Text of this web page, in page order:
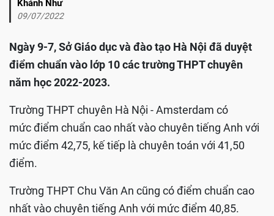
Khánh Như
09/07/2022
Ngày 9-7, Sở Giáo dục và đào tạo Hà Nội đã duyệt
điểm chuẩn vào lớp 10 các trường THPT chuyên
năm học 2022-2023.
Trường THPT chuyên Hà Nội - Amsterdam có
mức điểm chuẩn cao nhất vào chuyên tiếng Anh với
mức điểm 42,75, kế tiếp là chuyên toán với 41,50
điểm.
Trường THPT Chu Văn An cũng có điểm chuẩn cao
nhất vào chuyên tiếng Anh với mức điểm 40,85.